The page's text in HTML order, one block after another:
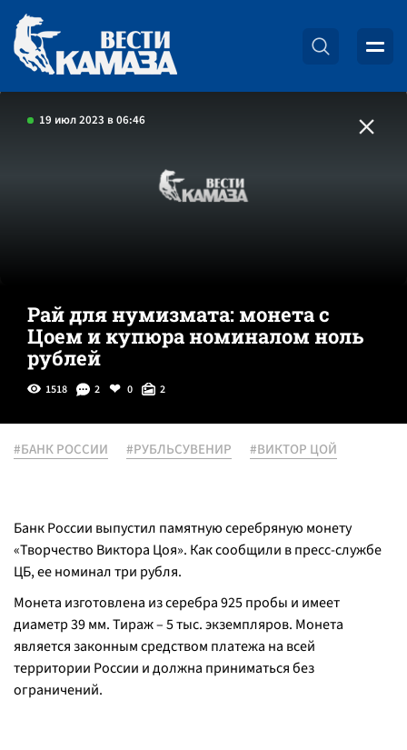
19 июл 2023 в 06:46
Рай для нумизмата: монета с
Цоем и купюра номиналом ноль
рублей
1518 2 0 2
#БАНК РОССИИ #РУБЛЬСУВЕНИР #ВИКТОР ЦОЙ
Банк России выпустил памятную серебряную монету
«Творчество Виктора Цоя». Как сообщили в пресс-службе
ЦБ, ее номинал три рубля.
Монета изготовлена из серебра 925 пробы и имеет
диаметр 39 мм. Тираж – 5 тыс. экземпляров. Монета
является законным средством платежа на всей
территории России и должна приниматься без
ограничений.